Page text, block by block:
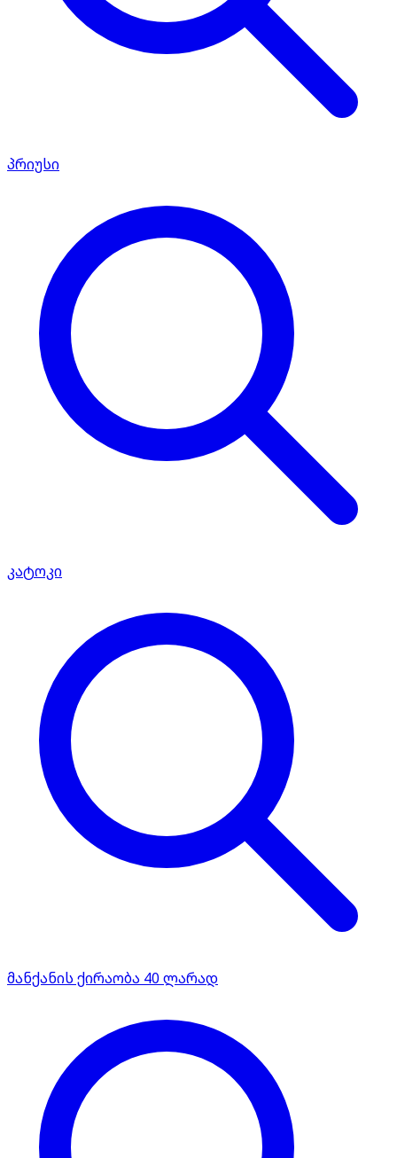
პრიუსი
კატოკი
მანქანის ქირაობა 40 ლარად